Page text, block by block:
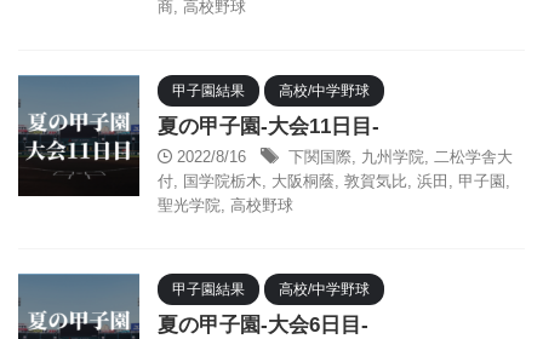
商, 高校野球
甲子園結果 高校/中学野球
夏の甲子園-大会11日目-
2022/8/16 下関国際, 九州学院, 二松学舎大
付, 国学院栃木, 大阪桐蔭, 敦賀気比, 浜田 , 甲子園 ,
聖光学院, 高校野球
甲子園結果 高校/中学野球
夏の甲子園-大会6日目-